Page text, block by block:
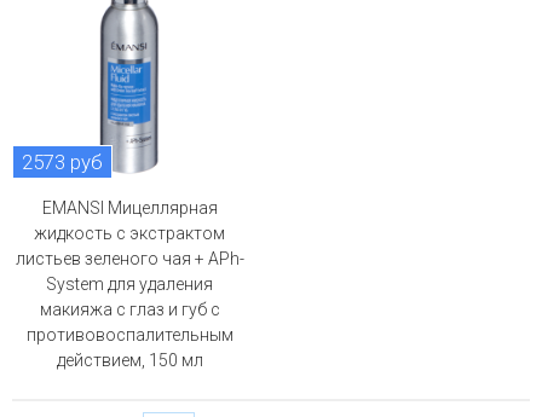
2573 руб
EMANSI Мицеллярная
жидкость с экстрактом
листьев зеленого чая + APh-
System для удаления
макияжа с глаз и губ с
противовоспалительным
действием, 150 мл